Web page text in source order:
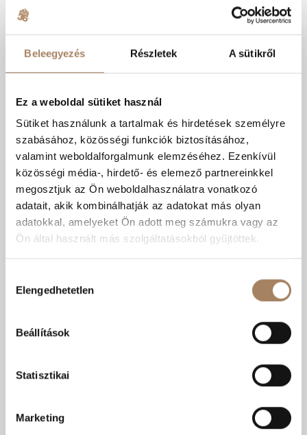
Beleegyezés Részletek A sütikről
Ez a weboldal sütiket használ
Sütiket használunk a tartalmak és hirdetések személyre
szabásához, közösségi funkciók biztosításához,
valamint weboldalforgalmunk elemzéséhez. Ezenkívül
közösségi média-, hirdető- és elemező partnereinkkel
megosztjuk az Ön weboldalhasználatra vonatkozó
adatait, akik kombinálhatják az adatokat más olyan
adatokkal, amelyeket Ön adott meg számukra vagy az
Ön által használt más szolgáltatásokból gyűjtöttek.
kiválasztása
Elengedhetetlen
Beállítások
Statisztikai
Marketing
Csendes utcában belvárosi családi ház eladó!
e...
RÉSZLETEK Kedvencnek
jelölöm
Árcsökkenés
értesítés
Kiskunfélegyháza | Jókaiváros
Lakótér területe: 118 m2
Telek területe:661 m2
Felújítandó Családi ház
MEGBÍZÁS